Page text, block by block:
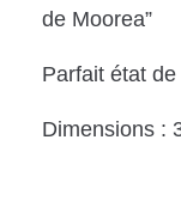
de Moorea”
Parfait état
Dimensions :